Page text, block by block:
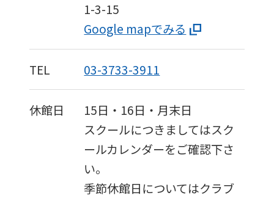
1-3-15
Google mapでみる
TEL 03-3733-3911
休館日
15日・16日・月末日
スクールにつきましてはスク
ールカレンダーをご確認下さ
い。
季節休館日についてはクラブ